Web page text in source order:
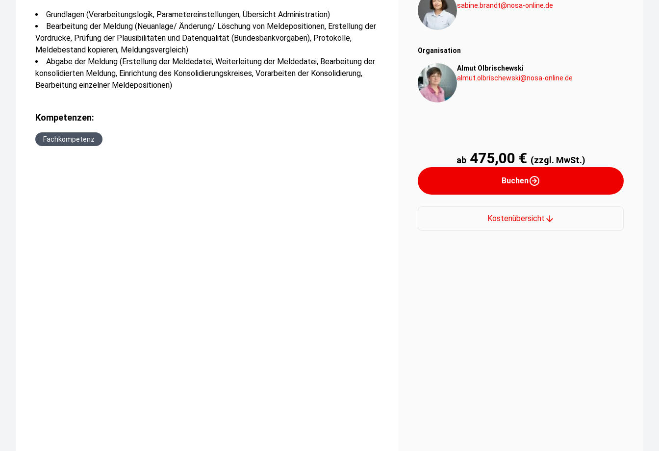
Grundlagen (Verarbeitungslogik, Parametereinstellungen, Übersicht Administration)
Bearbeitung der Meldung (Neuanlage/ Änderung/ Löschung von Meldepositionen, Erstellung der
Vordrucke, Prüfung der Plausibilitäten und Datenqualität (Bundesbankvorgaben), Protokolle,
Meldebestand kopieren, Meldungsvergleich)
Abgabe der Meldung (Erstellung der Meldedatei, Weiterleitung der Meldedatei, Bearbeitung der
konsolidierten Meldung, Einrichtung des Konsolidierungskreises, Vorarbeiten der Konsolidierung,
Bearbeitung einzelner Meldepositionen)
Kompetenzen:
Fachkompetenz
sabine.brandt@nosa-online.de
Organisation
Almut Olbrischewski
almut.olbrischewski@nosa-online.de
ab 475,00 € (zzgl. MwSt.)
Buchen
Kostenübersicht